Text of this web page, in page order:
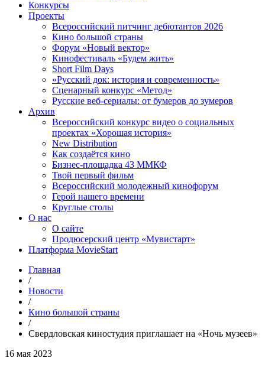
Конкурсы
Проекты
Всероссийский питчинг дебютантов 2026
Кино большой страны
Форум «Новый вектор»
Кинофестиваль «Будем жить»
Short Film Days
«Русский док: история и современность»
Сценарный конкурс «Метод»
Русские веб-сериалы: от бумеров до зумеров
Архив
Всероссийский конкурс видео о социальных
проектах «Хорошая история»
New Distribution
Как создаётся кино
Бизнес-площадка 43 ММКФ
Твой первый фильм
Всероссийский молодежный кинофорум
Герой нашего времени
Круглые столы
О нас
О сайте
Продюсерский центр «Мувистарт»
Платформа MovieStart
Главная
/
Новости
/
Кино большой страны
/
Свердловская киностудия приглашает на «Ночь музеев»
16 мая 2023